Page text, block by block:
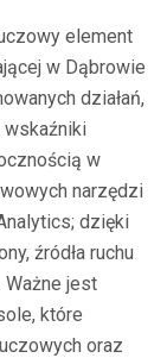
element
w Dąbrowie
działań,
wskaźniki
w
narzędzi
dzięki
źródła ruchu
jest
które
oraz